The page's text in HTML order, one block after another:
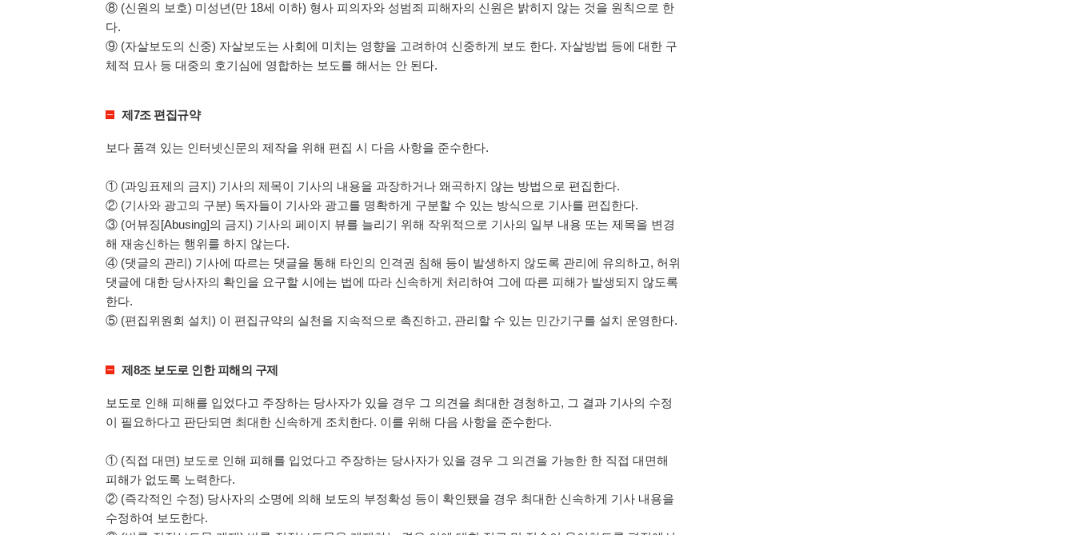
⑧ (신원의 보호) 미성년(만 18세 이하) 형사 피의자와 성범죄 피해자의 신원은 밝히지 않는 것을 원칙으로 한
다.
⑨ (자살보도의 신중) 자살보도는 사회에 미치는 영향을 고려하여 신중하게 보도 한다. 자살방법 등에 대한 구
체적 묘사 등 대중의 호기심에 영합하는 보도를 해서는 안 된다.
제7조 편집규약
보다 품격 있는 인터넷신문의 제작을 위해 편집 시 다음 사항을 준수한다.
① (과잉표제의 금지) 기사의 제목이 기사의 내용을 과장하거나 왜곡하지 않는 방법으로 편집한다.
② (기사와 광고의 구분) 독자들이 기사와 광고를 명확하게 구분할 수 있는 방식으로 기사를 편집한다.
③ (어뷰징[Abusing]의 금지) 기사의 페이지 뷰를 늘리기 위해 작위적으로 기사의 일부 내용 또는 제목을 변경
해 재송신하는 행위를 하지 않는다.
④ (댓글의 관리) 기사에 따르는 댓글을 통해 타인의 인격권 침해 등이 발생하지 않도록 관리에 유의하고, 허위
댓글에 대한 당사자의 확인을 요구할 시에는 법에 따라 신속하게 처리하여 그에 따른 피해가 발생되지 않도록
한다.
⑤ (편집위원회 설치) 이 편집규약의 실천을 지속적으로 촉진하고, 관리할 수 있는 민간기구를 설치 운영한다.
제8조 보도로 인한 피해의 구제
보도로 인해 피해를 입었다고 주장하는 당사자가 있을 경우 그 의견을 최대한 경청하고, 그 결과 기사의 수정
이 필요하다고 판단되면 최대한 신속하게 조치한다. 이를 위해 다음 사항을 준수한다.
① (직접 대면) 보도로 인해 피해를 입었다고 주장하는 당사자가 있을 경우 그 의견을 가능한 한 직접 대면해
피해가 없도록 노력한다.
② (즉각적인 수정) 당사자의 소명에 의해 보도의 부정확성 등이 확인됐을 경우 최대한 신속하게 기사 내용을
수정하여 보도한다.